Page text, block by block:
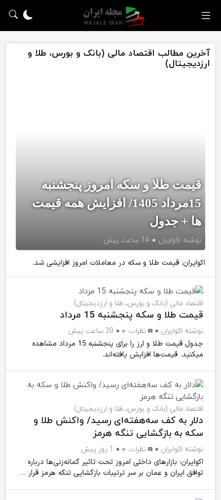
آخرین مطالب اقتصاد مالی (بانک و بورس، طلا و
ارزدیجیتال)
قیمت طلا و سکه امروز پنجشنبه
15مرداد 1405/ افزایش همه قیمت
ها + جدول
نوشته اکوایران 14 ساعت پیش
اکوایران: قیمت طلا و سکه در معاملات امروز افزایشی شد.
اقتصاد مالی (بانک و بورس، طلا و ارزدیجیتال)
قیمت طلا و سکه پنجشنبه 15 مرداد
نوشته اکوایران نظرات: ۰ 20 ساعت پیش
جدول قیمت طلا و ارز را برای پنجشنبه 15 مرداد مشاهده
میکنید. قیمت‌ها افزایش یافته‌اند.
اقتصاد مالی (بانک و بورس، طلا و ارزدیجیتال)
دلار به کف سه‌هفته‌ای رسید/ واکنش طلا و
سکه به بازگشایی تنگه هرمز
نوشته اکوایران نظرات: ۰ 1 روز پیش
اکوایران: بازارهای داخلی امروز تحت تاثیر گمانه‌زنی‌ها درباره
توافق ایران و عمان بر سر ترتیبات بازگشایی تنگه هرمز قرار ...